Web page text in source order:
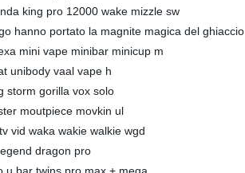
king pro 12000 wake mizzle sw
hanno portato la magnite magica del ghiaccio
mini vape minibar minicup m
unibody vaal vape h
storm gorilla vox solo
moutpiece movkin ul
vid waka wakie walkie wgd
dragon pro